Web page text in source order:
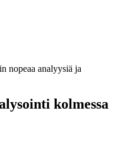
nopeaa analyysiä ja
kolmessa